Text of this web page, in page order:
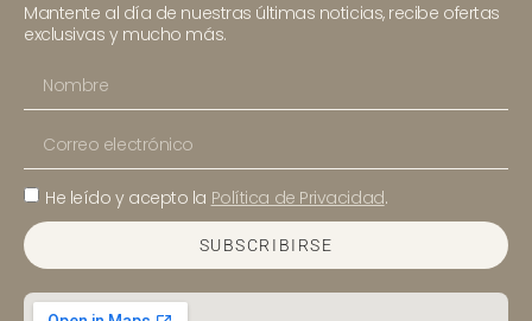
Mantente al día de nuestras últimas noticias, recibe ofertas
exclusivas y mucho más.
He leído y acepto la Política de Privacidad.
SUBSCRIBIRSE